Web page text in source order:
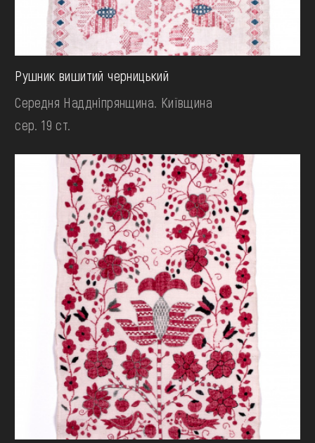
Рушник вишитий черницький
Середня Наддніпрянщина. Київщина
сер. 19 ст.